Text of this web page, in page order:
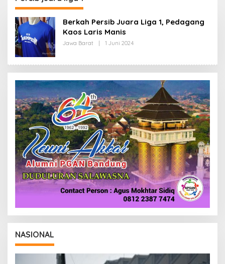
2027
Berkah Persib Juara Liga 1, Pedagang
Kaos Laris Manis
Jawa Barat 1 Juni 2024
H
R
K
S
I
NASIONAL